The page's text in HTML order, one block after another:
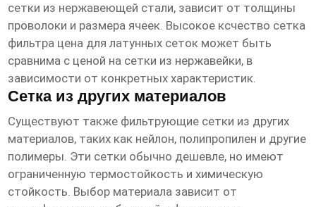
сетки из нержавеющей стали, зависит от толщины
проволоки и размера ячеек. Высокое ксчество сетка
фильтра цена для латунных сеток может быть
сравнима с ценой на сетки из нержавейки, в
зависимости от конкретных характеристик.
Сетка из других материалов
Существуют также фильтрующие сетки из других
материалов, таких как нейлон, полипропилен и другие
полимеры. Эти сетки обычно дешевле, но имеют
ограниченную термостойкость и химическую
стойкость. Выбор материала зависит от